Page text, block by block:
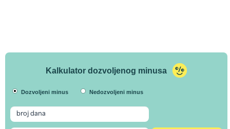
Kalkulator dozvoljenog minusa
Dozvoljeni minus Nedozvoljeni minus